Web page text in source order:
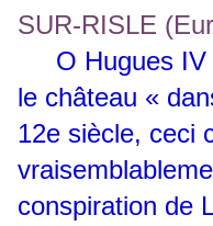
O Hugues
le château «
12e siècle, ceci
conspiration de